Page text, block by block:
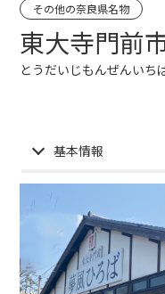
その他の奈良県名物
東大寺門前
とうだいじもんぜんいち
基本情報